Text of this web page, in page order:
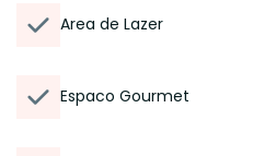
Area de Lazer
Espaco Gourmet